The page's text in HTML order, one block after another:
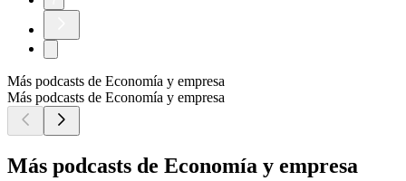
Más podcasts de Economía y empresa
Más podcasts de Economía y empresa
Más podcasts de Economía y empresa